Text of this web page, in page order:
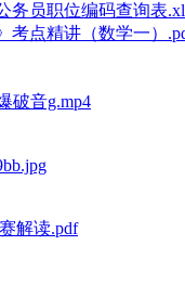
务员职位编码查询表
考点精讲（数学一）
破音g.mp4
解读.pdf